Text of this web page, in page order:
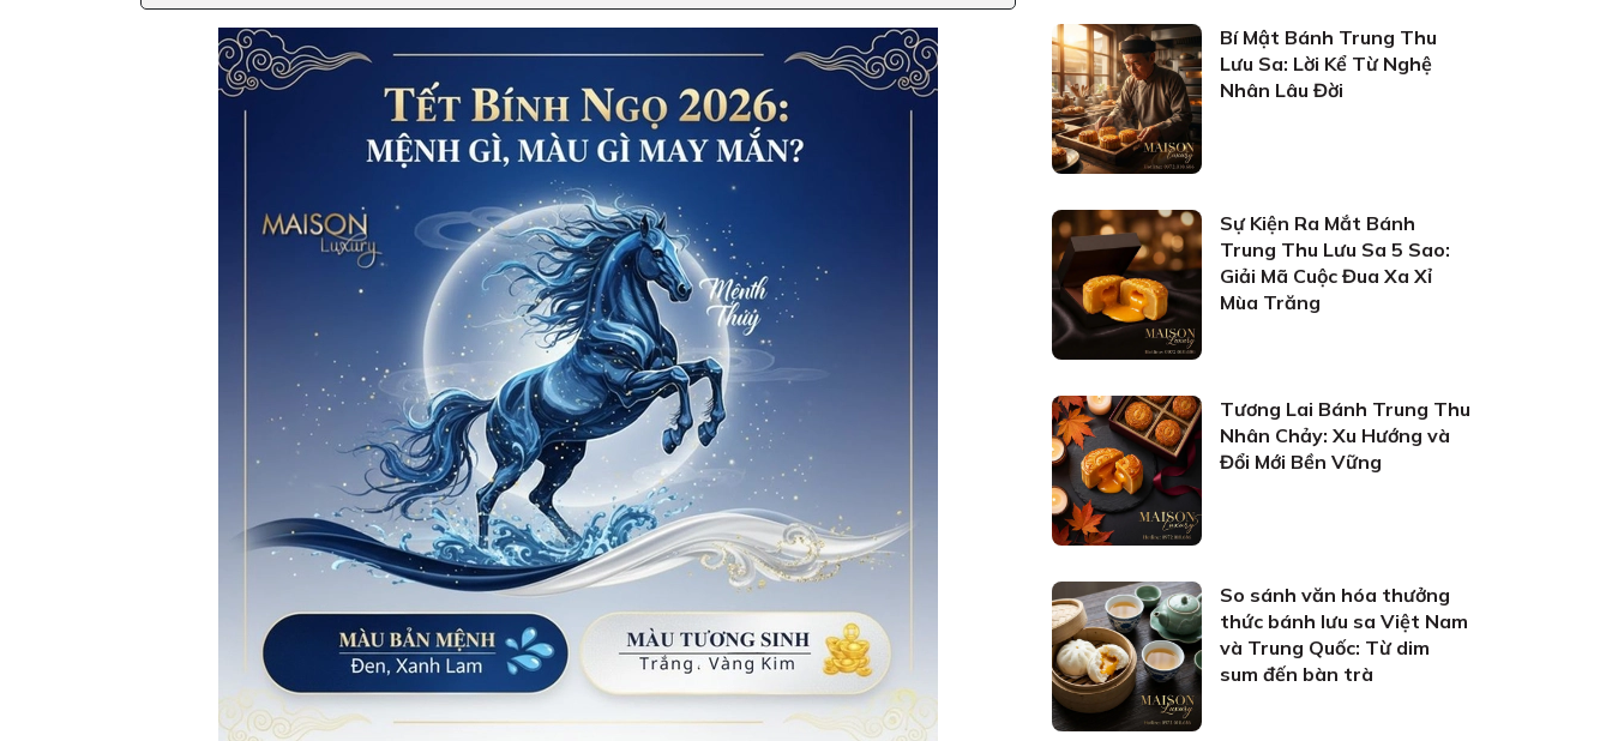
Bí Mật Bánh Trung Thu
Lưu Sa: Lời Kể Từ Nghệ
Nhân Lâu Đời
Sự Kiện Ra Mắt Bánh
Trung Thu Lưu Sa 5 Sao:
Giải Mã Cuộc Đua Xa Xỉ
Mùa Trăng
Tương Lai Bánh Trung Thu
Nhân Chảy: Xu Hướng và
Đổi Mới Bền Vững
So sánh văn hóa thưởng
thức bánh lưu sa Việt Nam
và Trung Quốc: Từ dim
sum đến bàn trà